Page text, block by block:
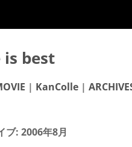
is best
| KanColle |
ブ: 2006年8月